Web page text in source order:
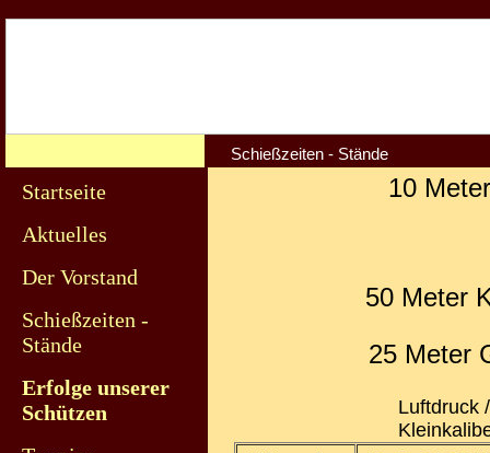
Startseite
Aktuelles
Der Vorstand
Schießzeiten -
Stände
Erfolge unserer
Schützen
Schießzeiten - Stände
10
50 Meter
25 Meter
Luftdruck /
Kleinkaliber